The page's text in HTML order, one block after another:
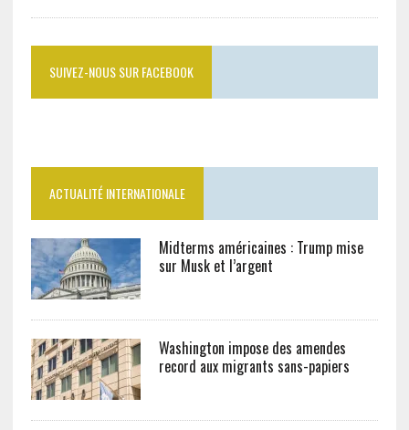
SUIVEZ-NOUS SUR FACEBOOK
ACTUALITÉ INTERNATIONALE
Midterms américaines : Trump mise
sur Musk et l’argent
Washington impose des amendes
record aux migrants sans-papiers